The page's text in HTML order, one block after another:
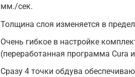
мм./сек.
Толщина слоя изменяется в
Очень гибкое в настройке
(переработанная программа Cura
Сразу 4 точки обдува